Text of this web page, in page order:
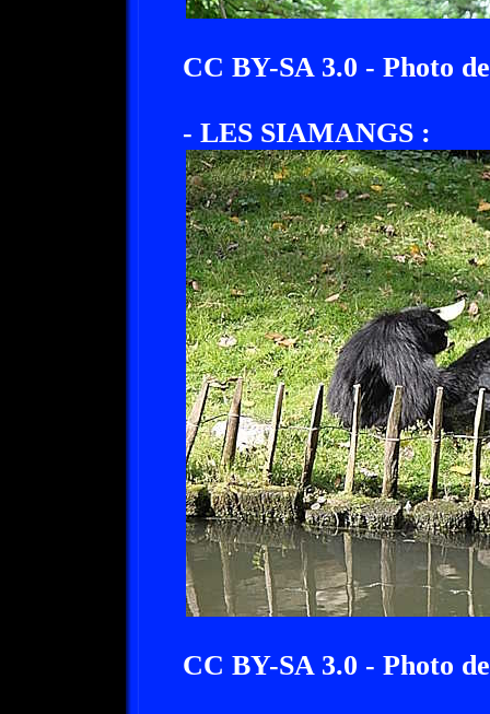
CC BY-SA 3.0 - Photo
- LES SIAMANGS :
CC BY-SA 3.0 - Photo